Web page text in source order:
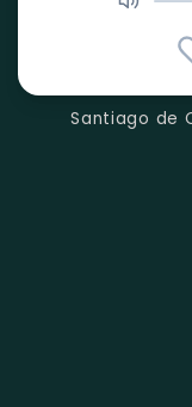
Santiago de